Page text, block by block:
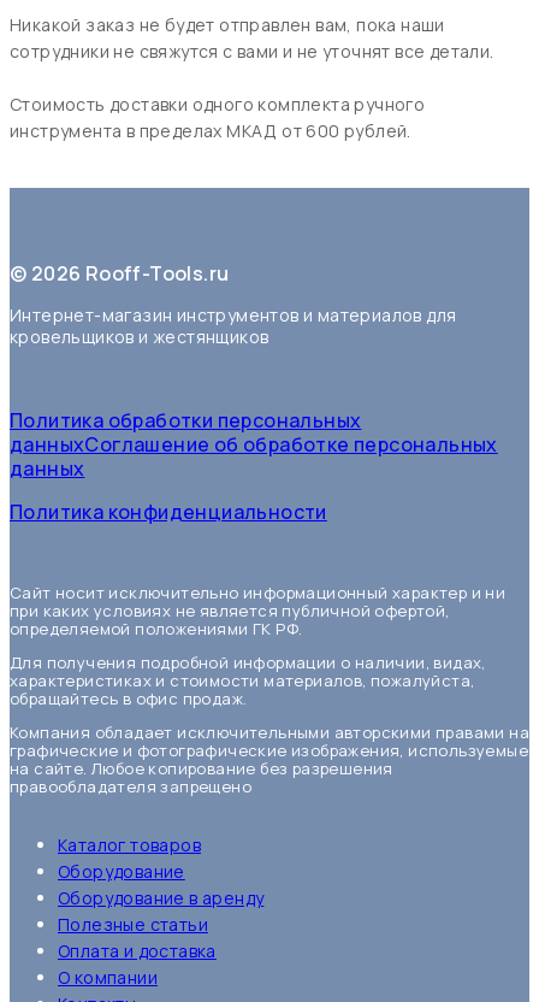
Никакой заказ не будет отправлен вам, пока наши
сотрудники не свяжутся с вами и не уточнят все детали.
Стоимость доставки одного комплекта ручного
инструмента в пределах МКАД от 600 рублей.
© 2026 Rooff-Tools.ru
Интернет-магазин инструментов и материалов для
кровельщиков и жестянщиков
Политика обработки персональных
данныхСоглашение об обработке персональных
данных
Политика конфиденциальности
Сайт носит исключительно информационный характер и ни
при каких условиях не является публичной офертой,
определяемой положениями ГК РФ.
Для получения подробной информации о наличии, видах,
характеристиках и стоимости материалов, пожалуйста,
обращайтесь в офис продаж.
Компания обладает исключительными авторскими правами на
графические и фотографические изображения, используемые
на сайте. Любое копирование без разрешения
правообладателя запрещено
Каталог товаров
Оборудование
Оборудование в аренду
Полезные статьи
Оплата и доставка
О компании